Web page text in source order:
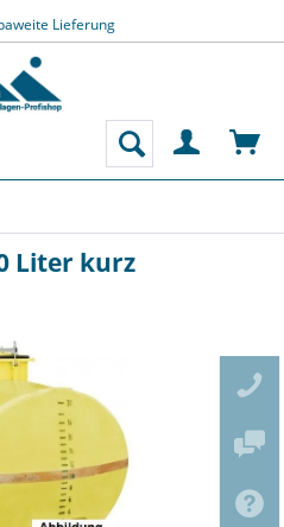
Lieferung
Liter kurz